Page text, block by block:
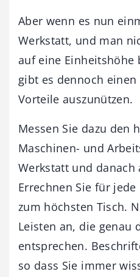
Aber wenn es nun
Werkstatt, und man
auf eine Einheitshöhe
gibt es dennoch
Vorteile auszunützen.
Messen Sie dazu den
Maschinen- und
Werkstatt und danach
Errechnen Sie für
zum höchsten Tisch.
Leisten an, die genau
entsprechen.
so dass Sie immer